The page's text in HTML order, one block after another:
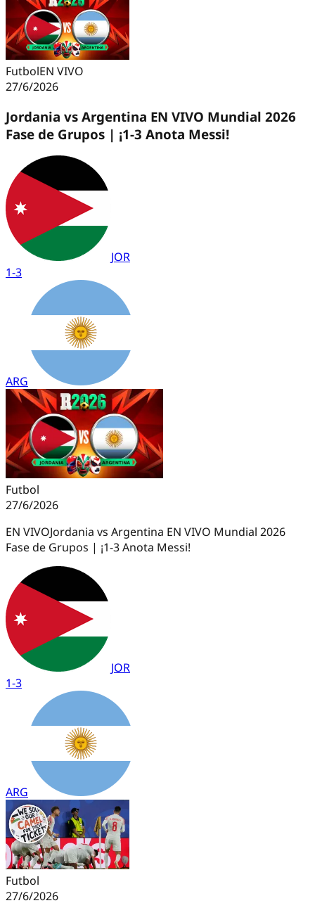
FutbolEN VIVO
27/6/2026
Jordania vs Argentina EN VIVO Mundial 2026
Fase de Grupos | ¡1-3 Anota Messi!
JOR
1-3
ARG
Futbol
27/6/2026
EN VIVOJordania vs Argentina EN VIVO Mundial 2026
Fase de Grupos | ¡1-3 Anota Messi!
JOR
1-3
ARG
Futbol
27/6/2026